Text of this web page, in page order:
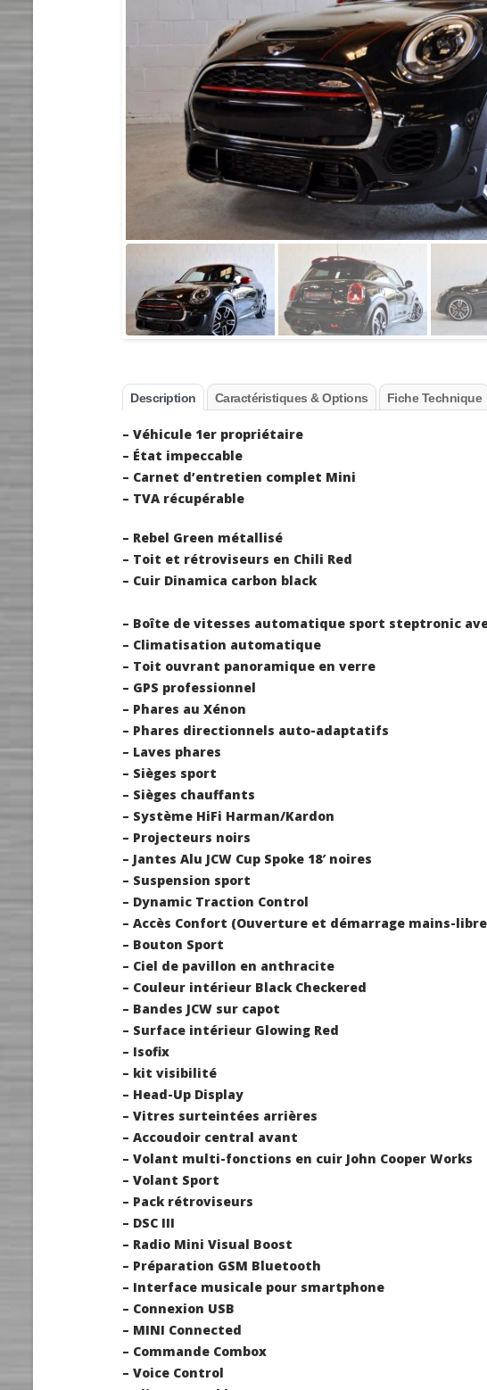
Description Caractéristiques & Options Fiche Technique
– Véhicule 1er propriétaire
– État impeccable
– Carnet d’entretien complet Mini
– TVA récupérable
– Rebel Green métallisé
– Toit et rétroviseurs en Chili Red
– Cuir Dinamica carbon black
– Boîte de vitesses automatique sport steptronic
– Climatisation automatique
– Toit ouvrant panoramique en verre
– GPS professionnel
– Phares au Xénon
– Phares directionnels auto-adaptatifs
– Laves phares
– Sièges sport
– Sièges chauffants
– Système HiFi Harman/Kardon
– Projecteurs noirs
– Jantes Alu JCW Cup Spoke 18′ noires
– Suspension sport
– Dynamic Traction Control
– Accès Confort (Ouverture et démarrage mains-
– Bouton Sport
– Ciel de pavillon en anthracite
– Couleur intérieur Black Checkered
– Bandes JCW sur capot
– Surface intérieur Glowing Red
– Isofix
– kit visibilité
– Head-Up Display
– Vitres surteintées arrières
– Accoudoir central avant
– Volant multi-fonctions en cuir John Cooper Works
– Volant Sport
– Pack rétroviseurs
– DSC III
– Radio Mini Visual Boost
– Préparation GSM Bluetooth
– Interface musicale pour smartphone
– Connexion USB
– MINI Connected
– Commande Combox
– Voice Control